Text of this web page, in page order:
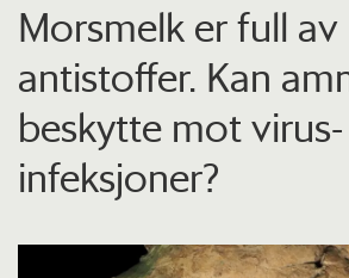
Morsmelk er full av
antistoffer. Kan
beskytte mot virus-
infeksjoner?